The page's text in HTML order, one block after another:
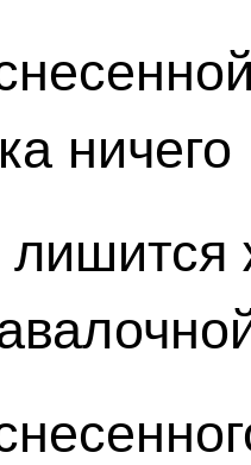
ничего